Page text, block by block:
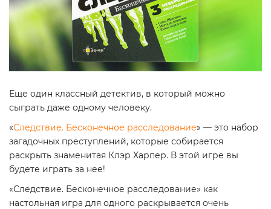
Еще один классный детектив, в который можно
сыграть даже одному человеку.
«Следствие. Бесконечное расследование» — это набор
загадочных преступлений, которые собирается
раскрыть знаменитая Клэр Харпер. В этой игре вы
будете играть за нее!
«Следствие. Бесконечное расследование» как
настольная игра для одного раскрывается очень